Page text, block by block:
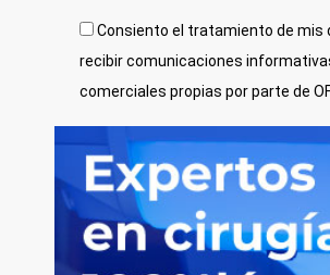
Consiento el tratamiento de mis
recibir comunicaciones
comerciales propias por parte de